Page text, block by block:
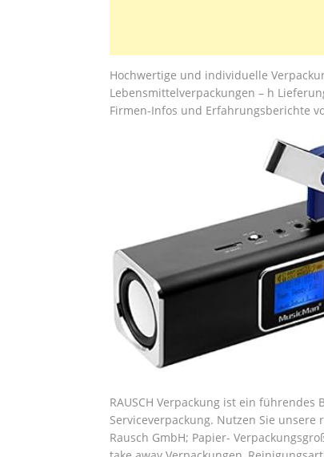
Hochwertige und individuelle
Lebensmittelverpackungen – h
Firmen-Infos und Erfahrungsberichte
RAUSCH Verpackung ist ein
Serviceverpackung. Nutzen Sie
Rausch GmbH; Papier-